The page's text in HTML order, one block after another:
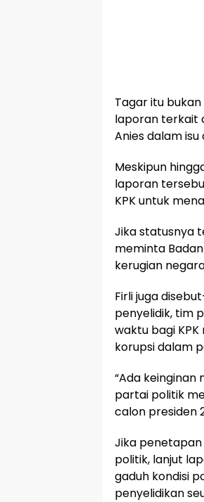
Tagar itu
laporan terkait
Anies dalam
Meskipun
laporan
KPK untuk
Jika statusnya
meminta
kerugian
Firli juga
penyelidik, tim
waktu bagi
korupsi dalam
“Ada
partai politik
calon presiden
Jika
politik, lanjut
gaduh kondisi
penyelidikan